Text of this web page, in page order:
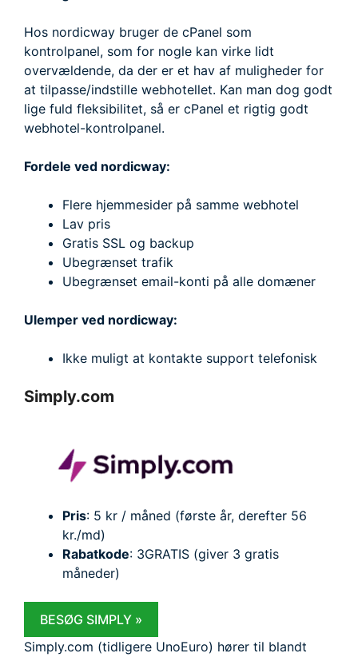
Hos nordicway bruger de cPanel som
kontrolpanel, som for nogle kan virke lidt
overvældende, da der er et hav af muligheder for
at tilpasse/indstille webhotellet. Kan man dog godt
lige fuld fleksibilitet, så er cPanel et rigtig godt
webhotel-kontrolpanel.
Fordele ved nordicway:
Flere hjemmesider på samme webhotel
Lav pris
Gratis SSL og backup
Ubegrænset trafik
Ubegrænset email-konti på alle domæner
Ulemper ved nordicway:
Ikke muligt at kontakte support telefonisk
Simply.com
Pris: 5 kr / måned (første år, derefter 56
kr./md)
Rabatkode: 3GRATIS (giver 3 gratis
måneder)
BESØG SIMPLY »
Simply.com (tidligere UnoEuro) hører til blandt